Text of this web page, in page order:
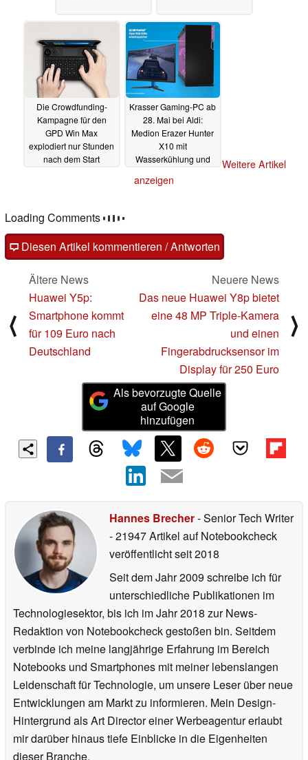
Die Crowdfunding-
Kampagne für den
GPD Win Max
explodiert nur Stunden
nach dem Start
Krasser Gaming-PC ab
28. Mai bei Aldi:
Medion Erazer Hunter
X10 mit
Wasserkühlung und
kg schwer
Weitere Artikel
anzeigen
Loading Comments
Diesen Artikel kommentieren / Antworten
⟨
Ältere News
Huawei Y5p:
Smartphone kommt
für 109 Euro nach
Deutschland
Neuere News
Das neue Huawei Y8p bietet
eine 48 MP Triple-Kamera
und einen
Fingerabdrucksensor im
Display für 250 Euro
⟩
Als bevorzugte Quelle
auf Google
hinzufügen
Hannes Brecher- Senior Tech Writer
- 21947 Artikel auf Notebookcheck
veröffentlichtseit 2018
Seit dem Jahr 2009 schreibe ich für
unterschiedliche Publikationen im
Technologiesektor, bis ich im Jahr 2018 zur News-
Redaktion von Notebookcheck gestoßen bin. Seitdem
verbinde ich meine langjährige Erfahrung im Bereich
Notebooks und Smartphones mit meiner lebenslangen
Leidenschaft für Technologie, um unsere Leser über neue
Entwicklungen am Markt zu informieren. Mein Design-
Hintergrund als Art Director einer Werbeagentur erlaubt
mir darüber hinaus tiefe Einblicke in die Eigenheiten
dieser Branche.